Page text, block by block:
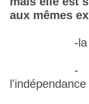
aux mêmes
-la
-
l'indépendance